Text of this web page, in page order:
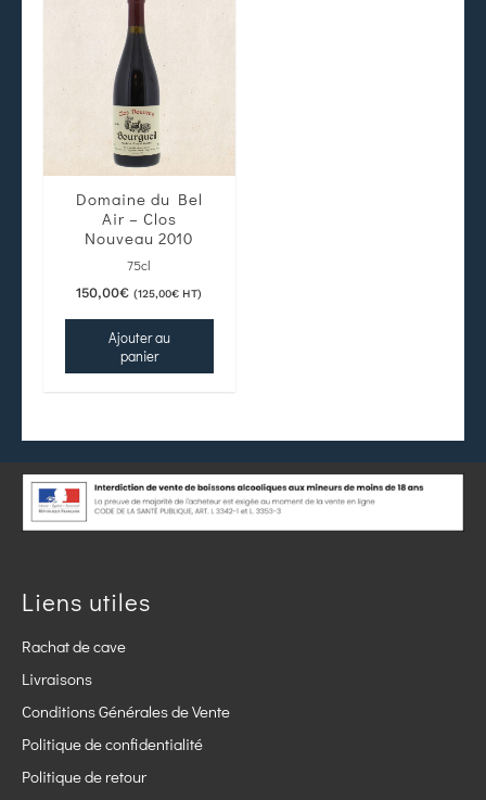
Domaine du Bel
Air – Clos
Nouveau 2010
75cl
150,00€ (125,00€ HT)
Ajouter au
panier
Liens utiles
Rachat de cave
Livraisons
Conditions Générales de Vente
Politique de confidentialité
Politique de retour